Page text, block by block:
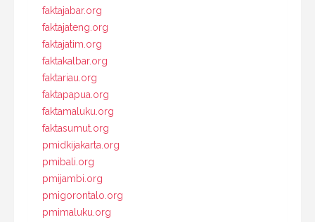
faktajabar.org
faktajateng.org
faktajatim.org
faktakalbar.org
faktariau.org
faktapapua.org
faktamaluku.org
faktasumut.org
pmidkijakarta.org
pmibali.org
pmijambi.org
pmigorontalo.org
pmimaluku.org